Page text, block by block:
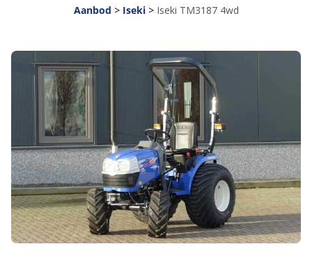
Aanbod > Iseki> Iseki TM3187 4wd